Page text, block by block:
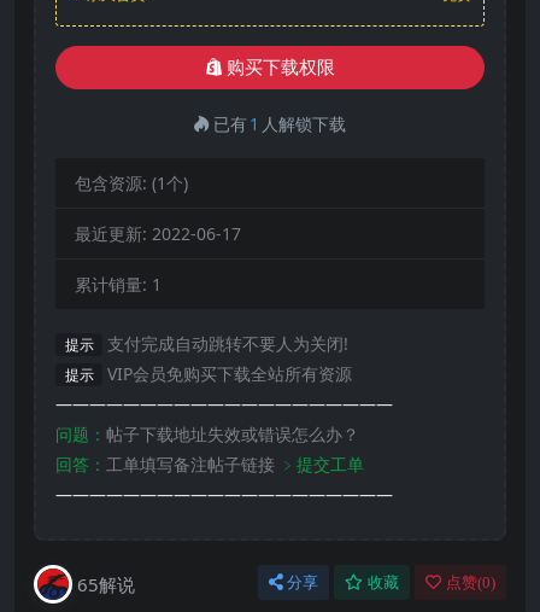
购买下载权限
已有1 人解锁下载
包含资源: (1个)
最近更新: 2022-06-17
累计销量: 1
提示 支付完成自动跳转不要人为关闭!
提示
VIP会员免购买下载全站所有资源
————————————————————
问题： 帖子下载地址失效或错误怎么办？
回答： 工单填写备注帖子链接 ﹥提交工单
————————————————————
65解说 分享 收藏 点赞(0)